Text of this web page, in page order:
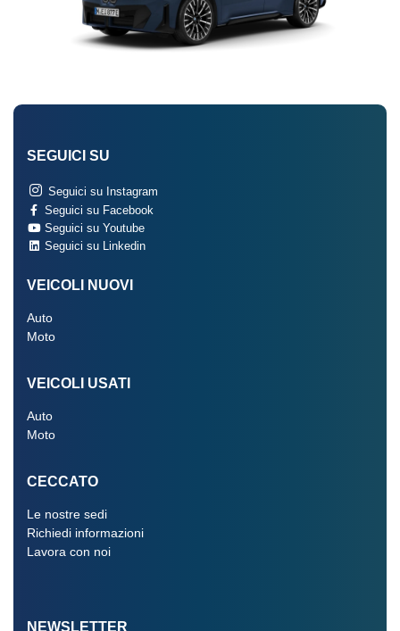
SEGUICI SU
Seguici su Instagram
Seguici su Facebook
Seguici su Youtube
Seguici su Linkedin
VEICOLI NUOVI
Auto
Moto
VEICOLI USATI
Auto
Moto
CECCATO
Le nostre sedi
Richiedi informazioni
Lavora con noi
NEWSLETTER